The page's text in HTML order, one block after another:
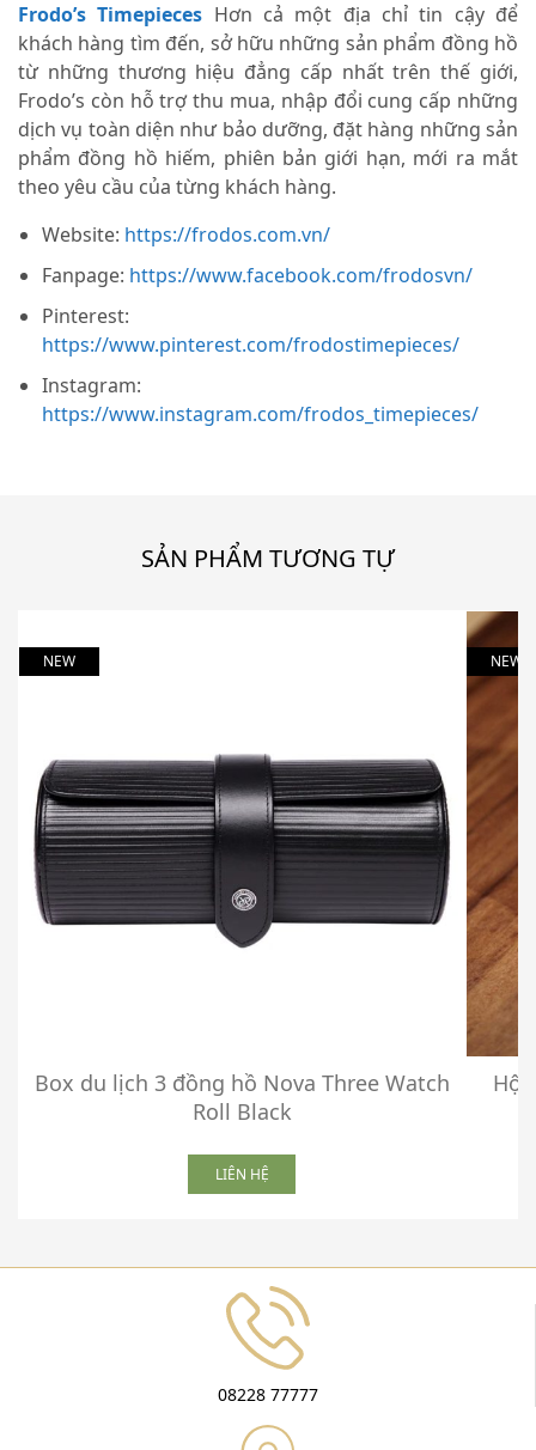
Frodo’s Timepieces Hơn cả một địa chỉ tin cậy để
khách hàng tìm đến, sở hữu những sản phẩm đồng hồ
từ những thương hiệu đẳng cấp nhất trên thế giới,
Frodo’s còn hỗ trợ thu mua, nhập đổi cung cấp những
dịch vụ toàn diện như bảo dưỡng, đặt hàng những sản
phẩm đồng hồ hiếm, phiên bản giới hạn, mới ra mắt
theo yêu cầu của từng khách hàng.
Website: https://frodos.com.vn/
Fanpage: https://www.facebook.com/frodosvn/
Pinterest:
https://www.pinterest.com/frodostimepieces/
Instagram:
https://www.instagram.com/frodos_timepieces/
SẢN PHẨM TƯƠNG TỰ
NEW
Box du lịch 3 đồng hồ Nova Three Watch
Roll Black
LIÊN HỆ
NEW
08228 77777